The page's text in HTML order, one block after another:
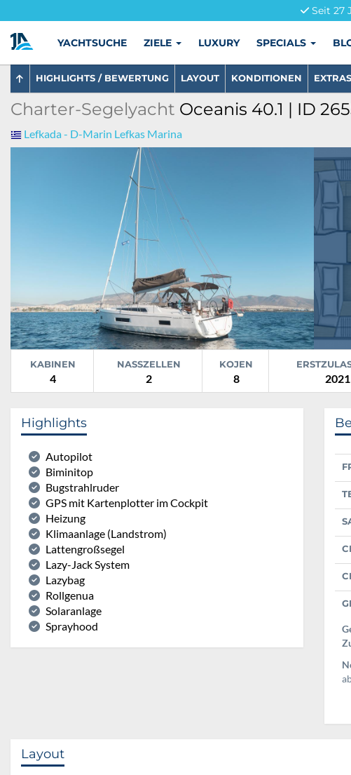
Seit 27
YACHTSUCHE ZIELE LUXURY SPECIALS
HIGHLIGHTS / BEWERTUNG LAYOUT KONDITIONEN EXTRAS
Charter-Segelyacht Oceanis 40.1 | ID
Lefkada - D-Marin Lefkas Marina
KABINEN
4
NASSZELLEN
2
KOJEN
8 2021
Highlights
Autopilot
Biminitop
Bugstrahlruder
GPS mit Kartenplotter im Cockpit
Heizung
Klimaanlage (Landstrom)
Lattengroßsegel
Lazy-Jack System
Lazybag
Rollgenua
Solaranlage
Sprayhood
Layout